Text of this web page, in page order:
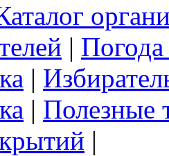
|
|
| Полезные
|